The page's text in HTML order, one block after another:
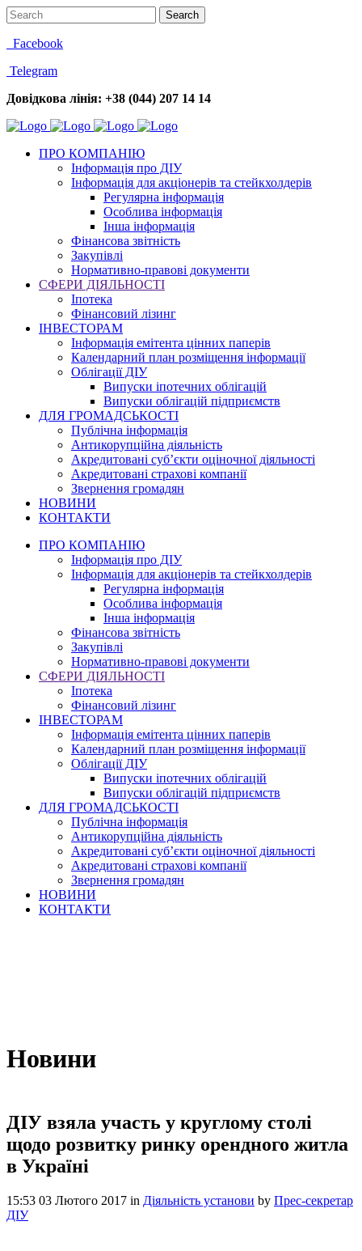
Facebook
Telegram
Довідкова лінія: +38 (044) 207 14 14
ПРО КОМПАНІЮ
Інформація про ДІУ
Інформація для акціонерів та стейкхолдерів
Регулярна інформація
Особлива інформація
Інша інформація
Фінансова звітність
Закупівлі
Нормативно-правові документи
СФЕРИ ДІЯЛЬНОСТІ
Іпотека
Фінансовий лізинг
ІНВЕСТОРАМ
Інформація емітента цінних паперів
Календарний план розміщення інформації
Облігації ДІУ
Випуски іпотечних облігацій
Випуски облігацій підприємств
ДЛЯ ГРОМАДСЬКОСТІ
Публічна інформація
Антикорупційна діяльність
Акредитовані суб’єкти оціночної діяльності
Акредитовані страхові компанії
Звернення громадян
НОВИНИ
КОНТАКТИ
ПРО КОМПАНІЮ
Інформація про ДІУ
Інформація для акціонерів та стейкхолдерів
Регулярна інформація
Особлива інформація
Інша інформація
Фінансова звітність
Закупівлі
Нормативно-правові документи
СФЕРИ ДІЯЛЬНОСТІ
Іпотека
Фінансовий лізинг
ІНВЕСТОРАМ
Інформація емітента цінних паперів
Календарний план розміщення інформації
Облігації ДІУ
Випуски іпотечних облігацій
Випуски облігацій підприємств
ДЛЯ ГРОМАДСЬКОСТІ
Публічна інформація
Антикорупційна діяльність
Акредитовані суб’єкти оціночної діяльності
Акредитовані страхові компанії
Звернення громадян
НОВИНИ
КОНТАКТИ
Новини
ДІУ взяла участь у круглому столі
щодо розвитку ринку орендного житла
в Україні
15:53 03 Лютого 2017 in Діяльність установи by Прес-секретар
ДІУ